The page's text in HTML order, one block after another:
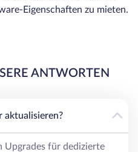
Eigenschaften zu mieten.
ANTWORTEN
aktualisieren?
Upgrades für dedizierte